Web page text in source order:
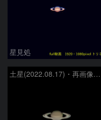
星見処
土星(2022.08.17)・再画像処理